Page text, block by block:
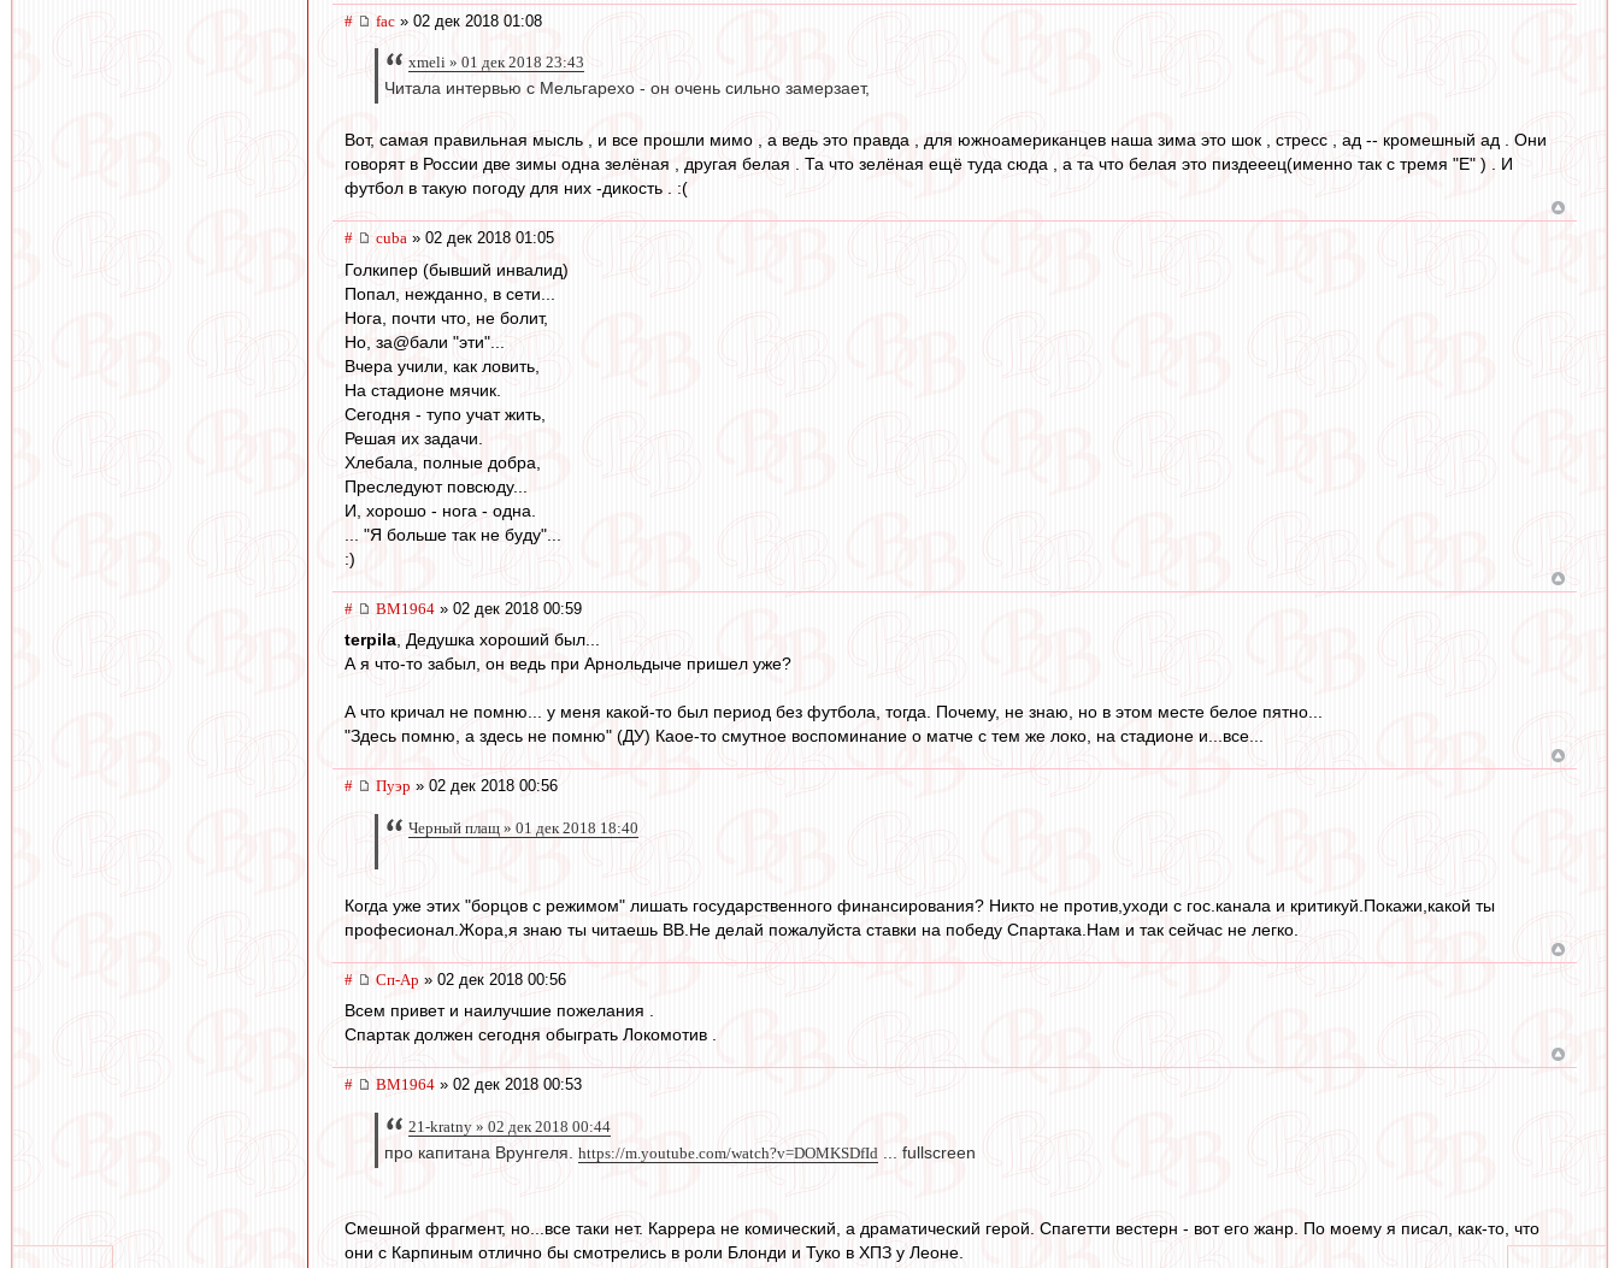
# fac » 02 дек 2018 01:08
xmeli » 01 дек 2018 23:43
Читала интервью с Мельгарехо - он очень сильно замерзает,
Вот, самая правильная мысль , и все прошли мимо , а ведь это правда , для южноамериканцев наша зима это шок , стресс , ад -- кромешный ад . Они
говорят в России две зимы одна зелёная , другая белая . Та что зелёная ещё туда сюда , а та что белая это пиздееец(именно так с тремя "Е" ) . И
футбол в такую погоду для них -дикость . :(
# cuba » 02 дек 2018 01:05
Голкипер (бывший инвалид)
Попал, нежданно, в сети...
Нога, почти что, не болит,
Но, за@бали "эти"...
Вчера учили, как ловить,
На стадионе мячик.
Сегодня - тупо учат жить,
Решая их задачи.
Хлебала, полные добра,
Преследуют повсюду...
И, хорошо - нога - одна.
... "Я больше так не буду"...
:)
# BM1964 » 02 дек 2018 00:59
terpila, Дедушка хороший был...
А я что-то забыл, он ведь при Арнольдыче пришел уже?
А что кричал не помню... у меня какой-то был период без футбола, тогда. Почему, не знаю, но в этом месте белое пятно...
"Здесь помню, а здесь не помню" (ДУ) Каое-то смутное воспоминание о матче с тем же локо, на стадионе и...все...
# Пуэр » 02 дек 2018 00:56
Черный плащ » 01 дек 2018 18:40
Когда уже этих "борцов с режимом" лишать государственного финансирования? Никто не против,уходи с гос.канала и критикуй.Покажи,какой ты
професионал.Жора,я знаю ты читаешь ВВ.Не делай пожалуйста ставки на победу Спартака.Нам и так сейчас не легко.
# Сп-Ар » 02 дек 2018 00:56
Всем привет и наилучшие пожелания .
Спартак должен сегодня обыграть Локомотив .
# BM1964 » 02 дек 2018 00:53
21-kratny » 02 дек 2018 00:44
про капитана Врунгеля. https://m.youtube.com/watch?v=DOMKSDfId ... fullscreen
Смешной фрагмент, но...все таки нет. Каррера не комический, а драматический герой. Спагетти вестерн - вот его жанр. По моему я писал, как-то, что
они с Карпиным отлично бы смотрелись в роли Блонди и Туко в ХПЗ у Леоне.